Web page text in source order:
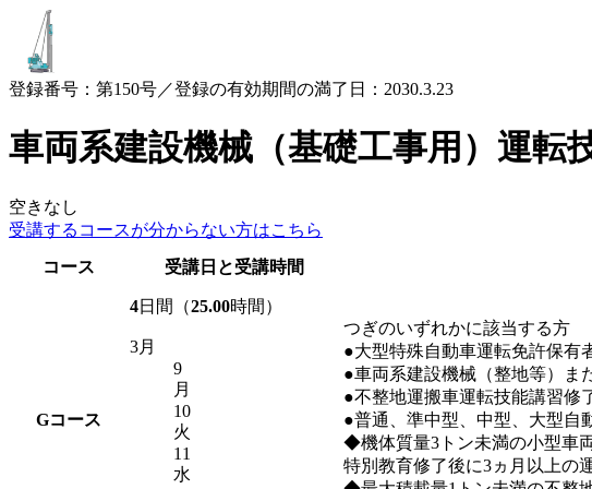
登録番号：第150号／登録の有効期間の満了日：2030.3.23
車両系建設機械（基礎工事用）運転
空きなし
受講するコースが分からない方はこちら
コース
受講日と受講時間
Gコース
4日間（25.00時間）
3月
9
月
10
火
11
水
つぎのいずれかに該当する方
●大型特殊自動車運転免許保有
●車両系建設機械（整地等）ま
●不整地運搬車運転技能講習修
●普通、準中型、中型、大型
◆機体質量3トン未満の小型車
特別教育修了後に3ヵ月以上の